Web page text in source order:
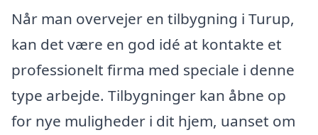
Når man overvejer en tilbygning i Turup,
kan det være en god idé at kontakte et
professionelt firma med speciale i denne
type arbejde. Tilbygninger kan åbne op
for nye muligheder i dit hjem, uanset om